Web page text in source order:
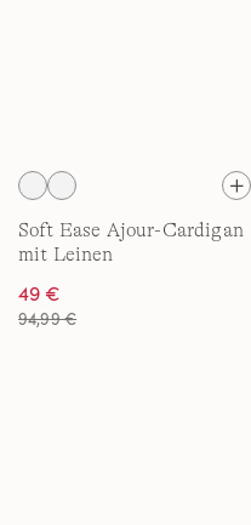
Soft Ease Ajour-Cardigan
mit Leinen
49 €
94,99 €